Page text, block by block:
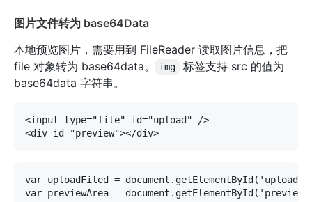
图片文件转为 base64Data
本地预览图片，需要用到 FileReader 读取图片信息，把
file 对象转为 base64data。
img
标签支持 src 的值为
base64data 字符串。
<input type="file" id="upload" />
var uploadFiled =
var previewArea =